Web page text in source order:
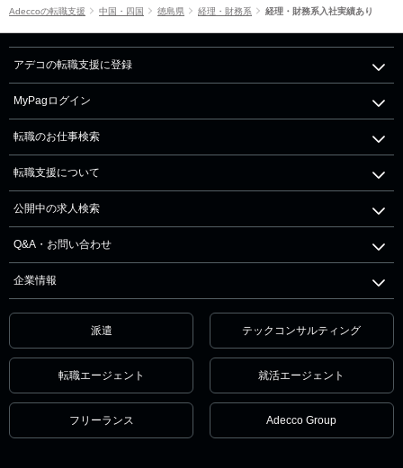
Adeccoの転職支援 中国・四国 徳島県 経理・財務系 経理・財務系入社実績あり
アデコの転職支援に登録
MyPagログイン
転職のお仕事検索
転職支援について
公開中の求人検索
Q&A・お問い合わせ
企業情報
派遣 テックコンサルティング
転職エージェント 就活エージェント
フリーランス Adecco Group